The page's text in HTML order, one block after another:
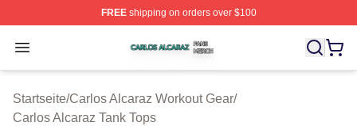
FREEshipping on orders over $100
Open menu
Carlos Alcaraz Shop ⚡️ Officially Licensed Carlos
Startseite/Carlos Alcaraz Workout Gear/
Carlos Alcaraz Tank Tops